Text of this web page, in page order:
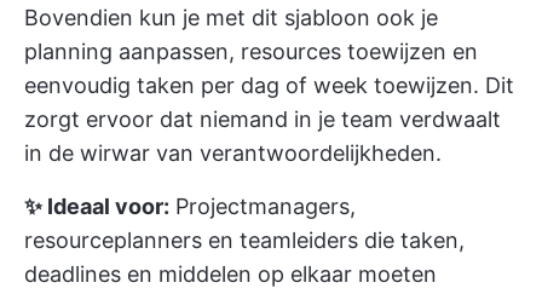
Bovendien kun je met dit sjabloon ook je
planning aanpassen, resources toewijzen en
eenvoudig taken per dag of week toewijzen. Dit
zorgt ervoor dat niemand in je team verdwaalt
in de wirwar van verantwoordelijkheden.
✨ Ideaal voor: Projectmanagers,
resourceplanners en teamleiders die taken,
deadlines en middelen op elkaar moeten